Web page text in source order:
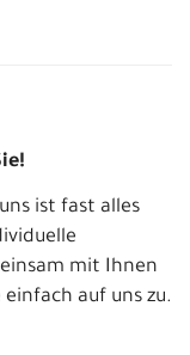
ist fast alles
mit Ihnen
auf uns zu.